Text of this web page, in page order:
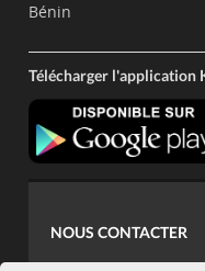
Bénin
Télécharger l'application
NOUS CONTACTER